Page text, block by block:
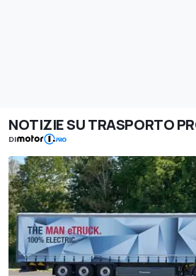
NOTIZIE SU TRASPORTO
DI